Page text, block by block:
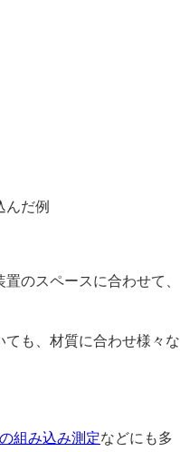
んだ例
のスペースに合わせて、
ても、材質に合わせ様々な
組み込み測定などにも多